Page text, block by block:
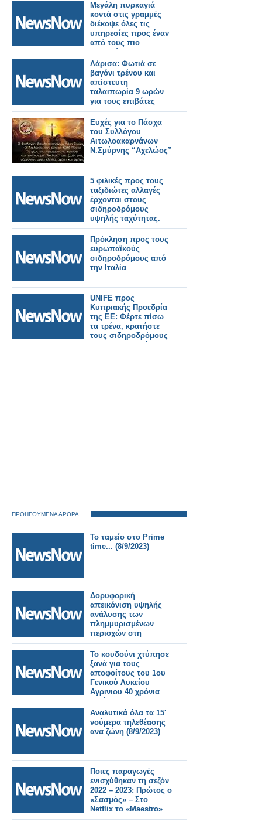
Μεγάλη πυρκαγιά
κοντά στις γραμμές
διέκοψε όλες τις
υπηρεσίες προς έναν
από τους πιο
πολυσύχναστους
σιδηροδρομικούς
σταθμούς του
Λονδίνου.
Λάρισα: Φωτιά σε
βαγόνι τρένου και
απίστευτη
ταλαιπωρία 9 ωρών
για τους επιβάτες
προς Αθήνα
Ευχές για το Πάσχα
του Συλλόγου
Αιτωλοακαρνάνων
Ν.Σμύρνης “Αχελώος”
5 φιλικές προς τους
ταξιδιώτες αλλαγές
έρχονται στους
σιδηροδρόμους
υψηλής ταχύτητας.
Πρόκληση προς τους
ευρωπαϊκούς
σιδηροδρόμους από
την Ιταλία
UNIFE προς
Κυπριακής Προεδρία
της ΕΕ: Φέρτε πίσω
τα τρένα, κρατήστε
τους σιδηροδρόμους
της ΕΕ ασφαλείς
ΠΡΟΗΓΟΥΜΕΝΑ ΑΡΘΡΑ
Το ταμείο στο Prime
time... (8/9/2023)
Δορυφορική
απεικόνιση υψηλής
ανάλυσης των
πλημμυρισμένων
περιοχών στη
Θεσσαλία
Το κουδούνι χτύπησε
ξανά για τους
αποφοίτους του 1ου
Γενικού Λυκείου
Αγρινιου 40 χρόνια
μετά.
Αναλυτικά όλα τα 15'
νούμερα τηλεθέασης
ανα ζώνη (8/9/2023)
Ποιες παραγωγές
ενισχύθηκαν τη σεζόν
2022 – 2023: Πρώτος ο
«Σασμός» – Στο
Netflix το «Maestro»